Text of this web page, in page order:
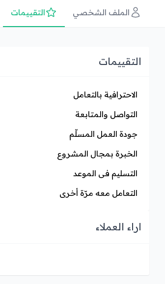
الملف الشخصي التقييمات
التقييمات
الاحترافية بالتعامل
التواصل والمتابعة
جودة العمل المسلّم
الخبرة بمجال المشروع
التسليم فى الموعد
التعامل معه مرّة أخرى
اراء العملاء